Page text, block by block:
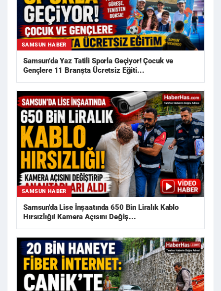
SAMSUN HABER
Samsun’da Yaz Tatili Sporla Geçiyor! Çocuk ve
Gençlere 11 Branşta Ücretsiz Eğiti...
SAMSUN HABER
Samsun'da Lise İnşaatında 650 Bin Liralık Kablo
Hırsızlığı! Kamera Açısını Değiş...